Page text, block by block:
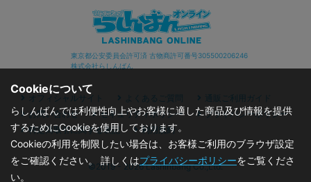
東京都公安委員会許可済 古物商許可番号305500206246
株式会社らしんばん
オフィシャルサイト よくあるご質問
通販ご利用ガイド
お問い合わせ
セキュリティポリシー
プライバシーポリシー
特定商取引に関する表記
利用規約
©2019 - 2026 Lashinbang Co.,Ltd.
Cookieについて
らしんばんでは利便性向上やお客様に適した商品及び情報を提供
するためにCookieを使用しております。
Cookieの利用を制限したい場合は、お客様ご利用のブラウザ設定
をご確認ください。 詳しくはプライバシーポリシーをご覧くださ
い。